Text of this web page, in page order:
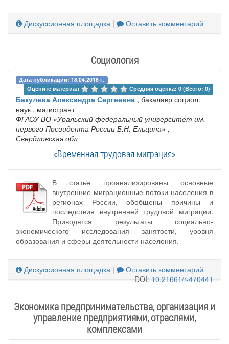
Дискуссионная площадка | Оставить комментарий
Социология
Дата публикации: 18.04.2018 г.
Оцените материал
Средняя оценка: 0 (Всего: 0)
Бакулева Александра Сергеевна , бакалавр социол.
наук , магистрант
ФГАОУ ВО «Уральский федеральный университет им.
первого Президента России Б.Н. Ельцина» ,
Свердловская обл
«Временная трудовая миграция»
В статье проанализированы основные
внутренние миграционные потоки населения в
регионах России, обобщены причины и
последствия внутренней трудовой миграции.
Приводятся результаты социально-
экономического исследования занятости, уровня
образования и сферы деятельности населения.
Дискуссионная площадка |
Оставить комментарий
DOI:10.21661/r-470441
Экономика предпринимательства, организация и
управление предприятиями, отраслями,
комплексами